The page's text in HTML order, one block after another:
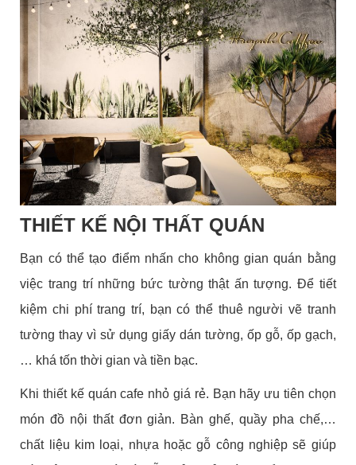
THIẾT KẾ NỘI THẤT QUÁN
Bạn có thể tạo điểm nhấn cho không gian quán bằng
việc trang trí những bức tường thật ấn tượng. Để tiết
kiệm chi phí trang trí, bạn có thể thuê người vẽ tranh
tường thay vì sử dụng giấy dán tường, ốp gỗ, ốp gạch,
… khá tốn thời gian và tiền bạc.
Khi thiết kế quán cafe nhỏ giá rẻ. Bạn hãy ưu tiên chọn
món đồ nội thất đơn giản. Bàn ghế, quầy pha chế,…
chất liệu kim loại, nhựa hoặc gỗ công nghiệp sẽ giúp